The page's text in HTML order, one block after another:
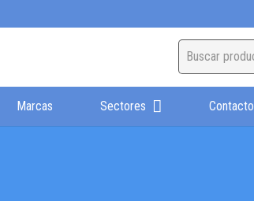
Marcas Sectores Contacto